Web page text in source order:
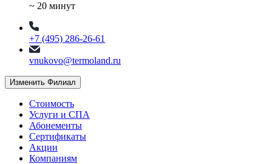
~ 20 минут
+7 (495) 286-26-61
vnukovo@termoland.ru
Изменить Филиал
Стоимость
Услуги и СПА
Абонементы
Сертификаты
Акции
Компаниям